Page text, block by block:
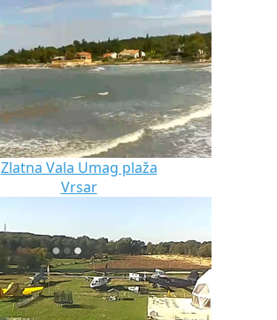
Zlatna Vala Umag plaža
Vrsar